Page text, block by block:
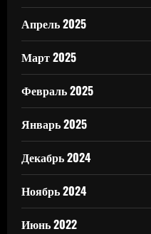
Апрель 2025
Март 2025
Февраль 2025
Январь 2025
Декабрь 2024
Ноябрь 2024
Июнь 2022